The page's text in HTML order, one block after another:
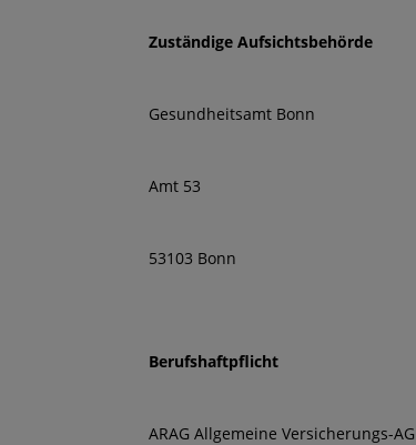
Zuständige Aufsichtsbehörde
Gesundheitsamt Bonn
Amt 53
53103 Bonn
Berufshaftpflicht
ARAG Allgemeine Versicherungs-AG